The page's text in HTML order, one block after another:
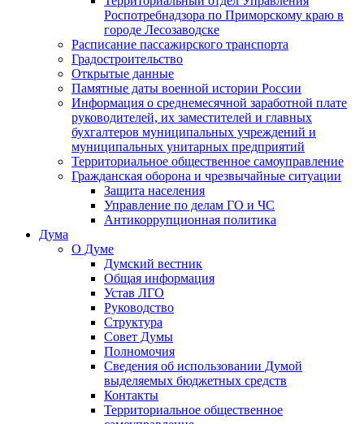
Роспотребнадзора по Приморскому краю в
городе Лесозаводске
Расписание пассажирского транспорта
Градостроительство
Открытые данные
Памятные даты военной истории России
Информация о среднемесячной заработной плате
руководителей, их заместителей и главных
бухгалтеров муниципальных учреждений и
муниципальных унитарных предприятий
Территориальное общественное самоуправление
Гражданская оборона и чрезвычайные ситуации
Защита населения
Управление по делам ГО и ЧС
Антикоррупционная политика
Дума
О Думе
Думский вестник
Общая информация
Устав ЛГО
Руководство
Структура
Совет Думы
Полномочия
Сведения об использовании Думой
выделяемых бюджетных средств
Контакты
Территориальное общественное